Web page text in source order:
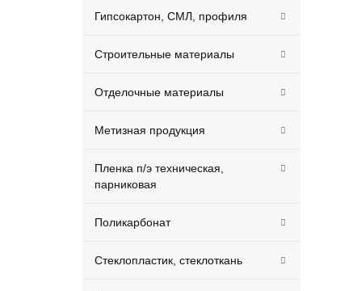
Гипсокартон, СМЛ, профиля
Строительные материалы
Отделочные материалы
Метизная продукция
Пленка п/э техническая,
парниковая
Поликарбонат
Стеклопластик, стеклоткань